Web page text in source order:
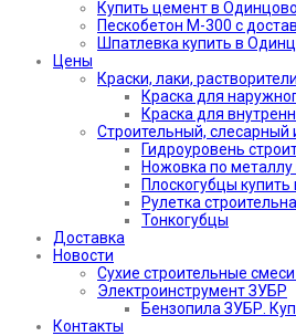
Купить цемент в Одинцово
Пескобетон М-300 с
Шпатлевка купить в
Цены
Краски, лаки,
Краска для
Краска для
Строительный, слесарный
Гидроуровень
Ножовка по
Плоскогубцы
Рулетка
Тонкогубцы
Доставка
Новости
Сухие строительные смеси
Электроинструмент ЗУБР
Бензопила ЗУБР.
Контакты